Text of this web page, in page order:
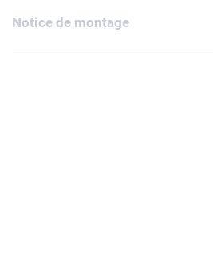
voitures.Alimentez votre passion pour
performance avec la gamme de voitures
Notice de montage